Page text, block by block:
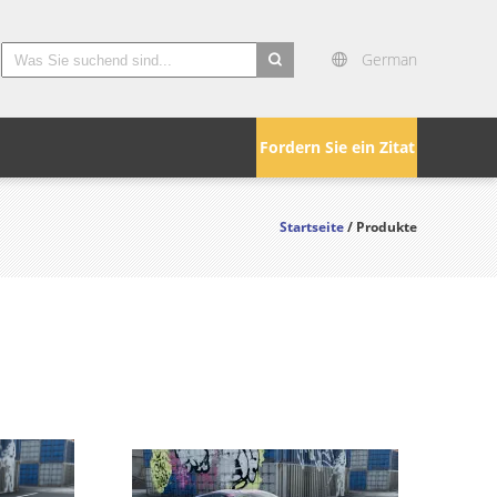
German
Fordern Sie ein Zitat
Startseite/ Produkte